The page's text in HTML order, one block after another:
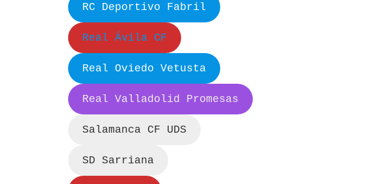
RC Deportivo Fabril
Real Ávila CF
Real Oviedo Vetusta
Real Valladolid Promesas
Salamanca CF UDS
SD Sarriana